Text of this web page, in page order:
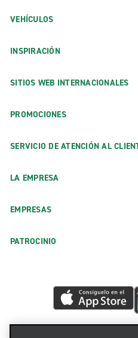
VEHÍCULOS
INSPIRACIÓN
SITIOS WEB INTERNACIONALES
PROMOCIONES
SERVICIO DE ATENCIÓN AL
LA EMPRESA
EMPRESAS
PATROCINIO